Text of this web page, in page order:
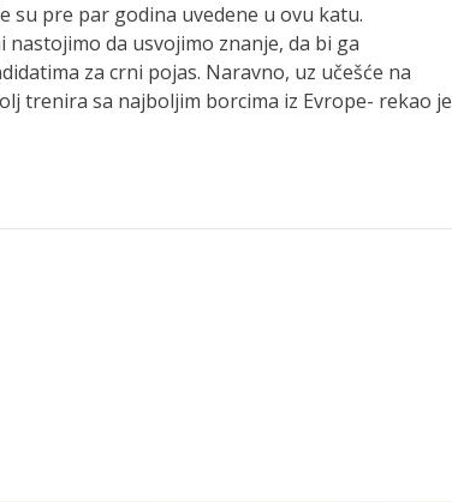
su pre par godina uvedene u ovu katu.
da usvojimo znanje, da bi ga
za crni pojas. Naravno, uz učešće na
trenira sa najboljim borcima iz Evrope- rekao je